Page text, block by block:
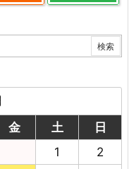
金 土
日
1
2